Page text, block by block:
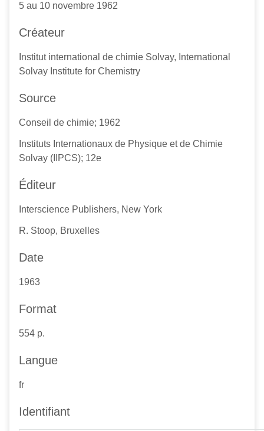
5 au 10 novembre 1962
Créateur
Institut international de chimie Solvay, International
Solvay Institute for Chemistry
Source
Conseil de chimie; 1962
Instituts Internationaux de Physique et de Chimie
Solvay (IIPCS); 12e
Éditeur
Interscience Publishers, New York
R. Stoop, Bruxelles
Date
1963
Format
554 p.
Langue
fr
Identifiant